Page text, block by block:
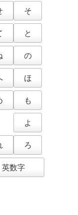
そ
と
の
ほ
も
よ
ろ
英数字